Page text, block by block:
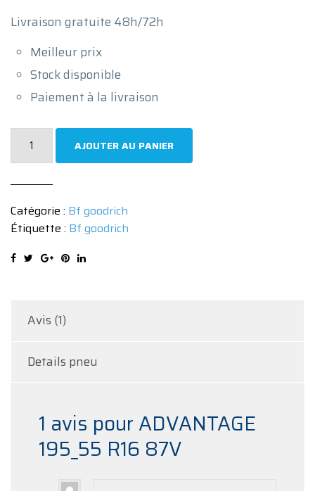
Livraison gratuite 48h/72h
Meilleur prix
Stock disponible
Paiement à la livraison
quantité
R16
87V
AJOUTER AU PANIER
Catégorie : Bf goodrich
Étiquette : Bf goodrich
Avis (1)
Details pneu
1 avis pour ADVANTAGE
195_55 R16 87V